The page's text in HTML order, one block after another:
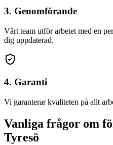
3. Genomförande
Vårt team utför arbetet med en
dig uppdaterad.
4. Garanti
Vi garanterar kvaliteten på allt
Vanliga frågor om
Tyresö